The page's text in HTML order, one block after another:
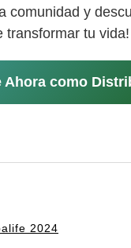
comunidad y
transformar tu vida!
Ahora como
2024